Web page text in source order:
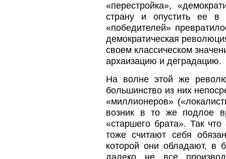
«перестройка»,
страну и опустить ее
«победителей»
демократическая
своем классическом
архаизацию и деградацию.
На волне этой же
большинство из них
«миллионеров»
возник в то же подлое
«старшего брата». Так
тоже считают себя
которой они обладают, в
далеко не все